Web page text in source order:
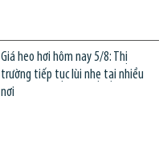
Giá heo hơi hôm nay 5/8: Thị
trường tiếp tục lùi nhẹ tại nhiều
nơi